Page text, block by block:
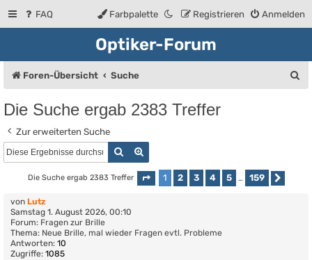
FAQ Anmelden
Registrieren
Farbpalette
Optiker-Forum
Foren-Übersicht Suche
Die Suche ergab 2383 Treffer
Zur erweiterten Suche
Suche
Die Suche ergab 2383 Treffer Seite 1von 159
1 2 3 4 5 … 159
von Lutz
Samstag 1. August 2026, 00:10
Forum: Fragen zur Brille
Thema: Neue Brille, mal wieder Fragen evtl. Probleme
Antworten: 10
Zugriffe: 1085